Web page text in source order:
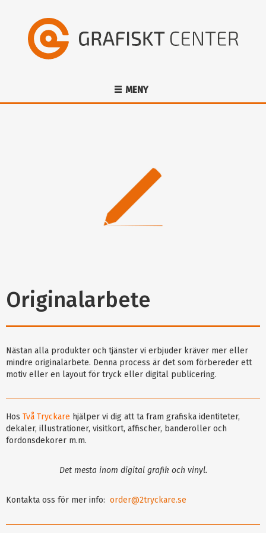
MENY
PRODUKTER
PROJEKT
Originalarbete
Nästan alla produkter och tjänster vi erbjuder kräver mer eller
mindre originalarbete. Denna process är det som förbereder ett
motiv eller en layout för tryck eller digital publicering.
Hos Två Tryckare hjälper vi dig att ta fram grafiska identiteter,
dekaler, illustrationer, visitkort, affischer, banderoller och
fordonsdekorer m.m.
Det mesta inom digital grafik och vinyl.
Kontakta oss för mer info: order@2tryckare.se